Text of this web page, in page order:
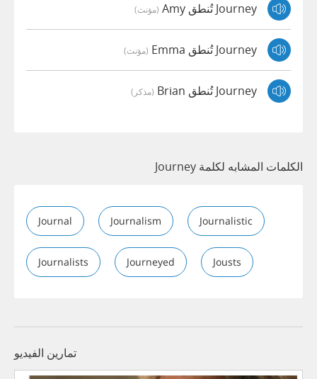
Journey تُنطق Amy (مؤنث)
Journey تُنطق Emma (مؤنث)
Journey تُنطق Brian (مذكر)
الكلمات المشابه لكلمة Journey
Journal Journalism Journalistic
Journalists Journeyed Jousts
تمارين الفيديو